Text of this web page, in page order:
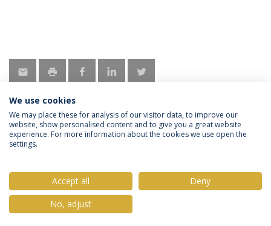
Política de Privacidade
Termos & Condições
© 2026 Universidade Católica Portuguesa
We use cookies
We may place these for analysis of our visitor data, to improve our
website, show personalised content and to give you a great website
experience. For more information about the cookies we use open the
settings.
Accept all
Deny
No, adjust